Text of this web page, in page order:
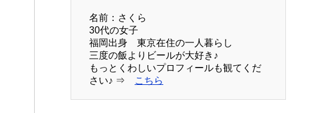
名前：さくら
30代の女子
福岡出身 東京在住の一人暮らし
三度の飯よりビールが大好き♪
もっとくわしいプロフィールも観てくだ
さい♪ ⇒
こちら